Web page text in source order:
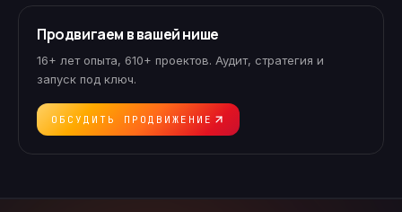
Продвигаем в вашей нише
16+ лет опыта, 610+ проектов. Аудит, стратегия и
запуск под ключ.
ОБСУДИТЬ ПРОДВИЖЕНИЕ